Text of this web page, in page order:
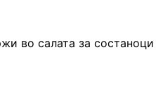
во салата за